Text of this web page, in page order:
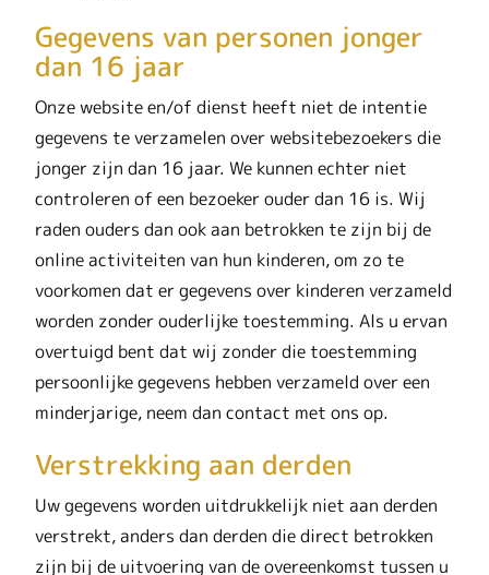
Gegevens van personen jonger
dan 16 jaar
Onze website en/of dienst heeft niet de intentie
gegevens te verzamelen over websitebezoekers die
jonger zijn dan 16 jaar. We kunnen echter niet
controleren of een bezoeker ouder dan 16 is. Wij
raden ouders dan ook aan betrokken te zijn bij de
online activiteiten van hun kinderen, om zo te
voorkomen dat er gegevens over kinderen verzameld
worden zonder ouderlijke toestemming. Als u ervan
overtuigd bent dat wij zonder die toestemming
persoonlijke gegevens hebben verzameld over een
minderjarige, neem dan contact met ons op.
Verstrekking aan derden
Uw gegevens worden uitdrukkelijk niet aan derden
verstrekt, anders dan derden die direct betrokken
zijn bij de uitvoering van de overeenkomst tussen u